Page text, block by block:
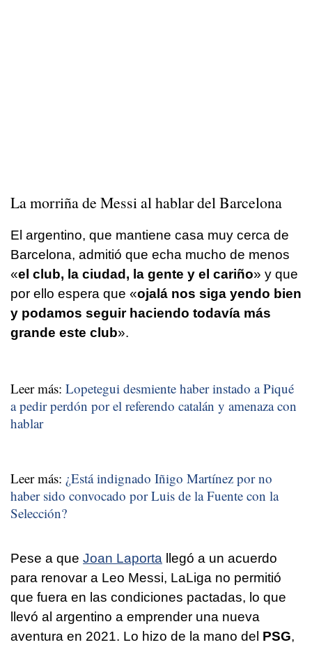
La morriña de Messi al hablar del Barcelona
El argentino, que mantiene casa muy cerca de
Barcelona, admitió que echa mucho de menos
«el club, la ciudad, la gente y el cariño» y que
por ello espera que «ojalá nos siga yendo bien
y podamos seguir haciendo todavía más
grande este club».
Leer más: Lopetegui desmiente haber instado a Piqué
a pedir perdón por el referendo catalán y amenaza con
hablar
Leer más: ¿Está indignado Iñigo Martínez por no
haber sido convocado por Luis de la Fuente con la
Selección?
Pese a que Joan Laporta llegó a un acuerdo
para renovar a Leo Messi, LaLiga no permitió
que fuera en las condiciones pactadas, lo que
llevó al argentino a emprender una nueva
aventura en 2021. Lo hizo de la mano del PSG,